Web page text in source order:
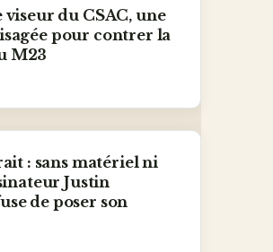
du CSAC, une
pour contrer la
M23
: sans matériel ni
Justin
de poser son